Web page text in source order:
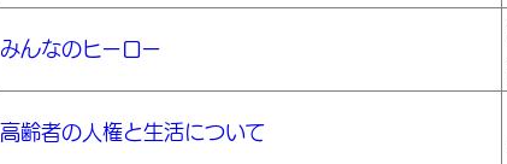
みんなのヒーロー
高齢者の人権と生活について